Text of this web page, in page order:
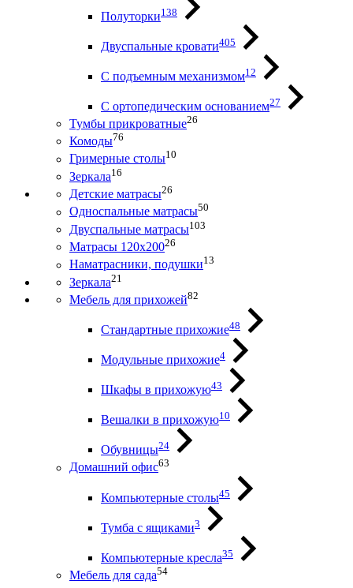
Полуторки138
Двуспальные кровати405
С подъемным механизмом12
С ортопедическим основанием27
Тумбы прикроватные26
Комоды76
Гримерные столы10
Зеркала16
Детские матрасы26
Односпальные матрасы50
Двуспальные матрасы103
Матрасы 120х20026
Наматрасники, подушки13
Зеркала21
Мебель для прихожей82
Стандартные прихожие48
Модульные прихожие4
Шкафы в прихожую43
Вешалки в прихожую10
Обувницы24
Домашний офис63
Компьютерные столы45
Тумба с ящиками3
Компьютерные кресла35
Мебель для сада54